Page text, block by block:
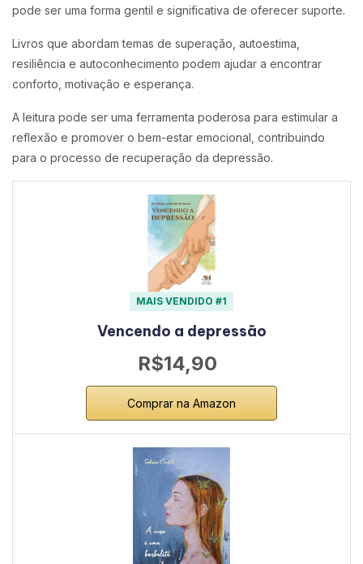
pode ser uma forma gentil e significativa de oferecer suporte.
Livros que abordam temas de superação, autoestima,
resiliência e autoconhecimento podem ajudar a encontrar
conforto, motivação e esperança.
A leitura pode ser uma ferramenta poderosa para estimular a
reflexão e promover o bem-estar emocional, contribuindo
para o processo de recuperação da depressão.
MAIS VENDIDO #1
Vencendo a depressão
R$14,90
Comprar na Amazon